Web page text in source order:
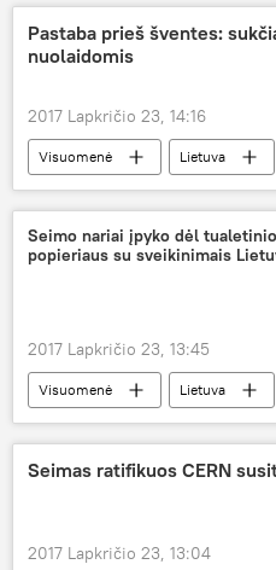
Pastaba prieš šventes:
nuolaidomis
2017 Lapkričio 23, 14:16
Visuomenė Lietuva
šventės
nuolaidos
internetinis sukčiavimas
Seimo nariai įpyko dėl tualetinio
popieriaus su sveikinimais
2017 Lapkričio 23, 13:45
Visuomenė Lietuva
valstybės simbolis
Seimas ratifikuos CERN
2017 Lapkričio 23, 13:04